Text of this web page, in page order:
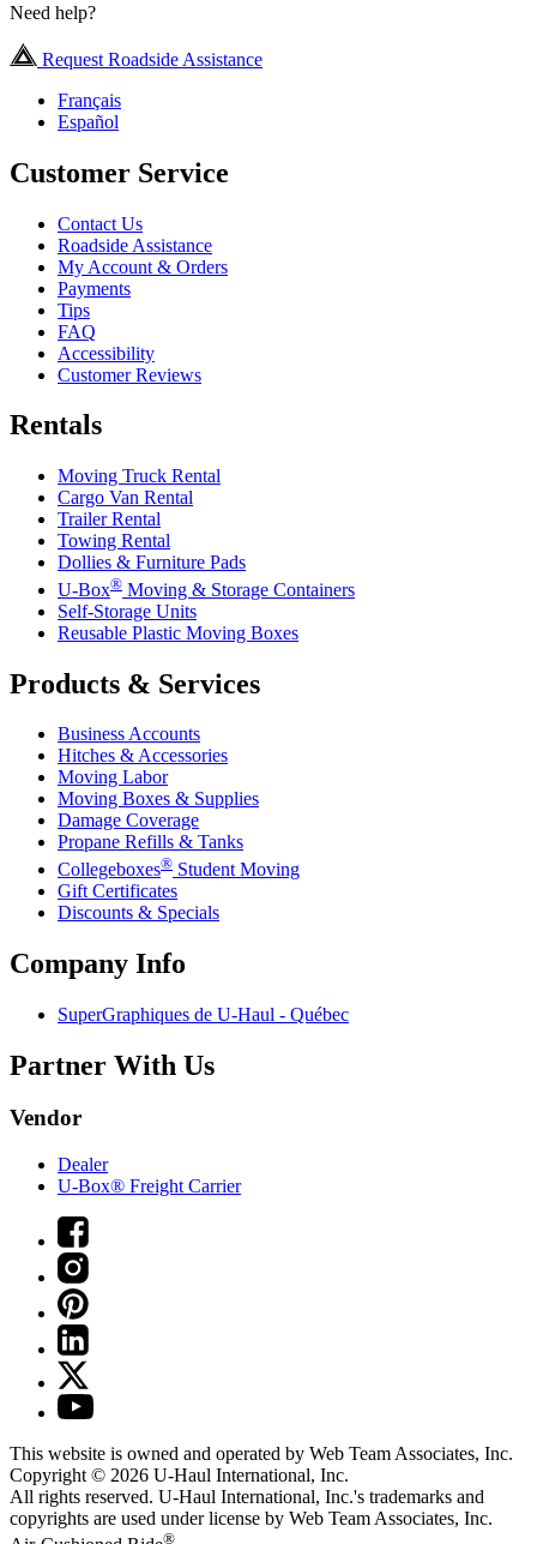
Need help?
Request Roadside Assistance
Français
Español
Customer Service
Contact Us
Roadside Assistance
My Account & Orders
Payments
Tips
FAQ
Accessibility
Customer Reviews
Rentals
Moving Truck Rental
Cargo Van Rental
Trailer Rental
Towing Rental
Dollies & Furniture Pads
U-Box® Moving & Storage Containers
Self-Storage Units
Reusable Plastic Moving Boxes
Products & Services
Business Accounts
Hitches & Accessories
Moving Labor
Moving Boxes & Supplies
Damage Coverage
Propane Refills & Tanks
Collegeboxes® Student Moving
Gift Certificates
Discounts & Specials
Company Info
SuperGraphiques de U-Haul - Québec
Partner With Us
Vendor
Dealer
U-Box® Freight Carrier
This website is owned and operated by Web Team Associates, Inc.
Copyright © 2026 U-Haul International, Inc.
All rights reserved. U-Haul International, Inc.'s trademarks and
copyrights are used under license by Web Team Associates, Inc.
®